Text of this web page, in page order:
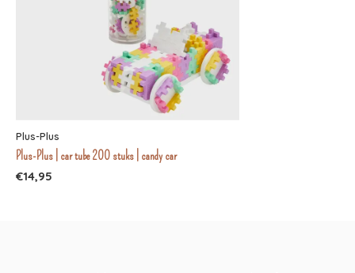
Plus-Plus
Plus-Plus | car tube 200 stuks | candy car
€14,95